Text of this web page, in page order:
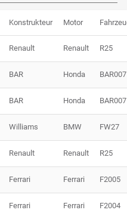
Konstrukteur Motor
Renault Renault R25
BAR Honda BAR007
BAR Honda BAR007
Williams BMW FW27
Renault Renault R25
Ferrari Ferrari F2005
Ferrari Ferrari F2004